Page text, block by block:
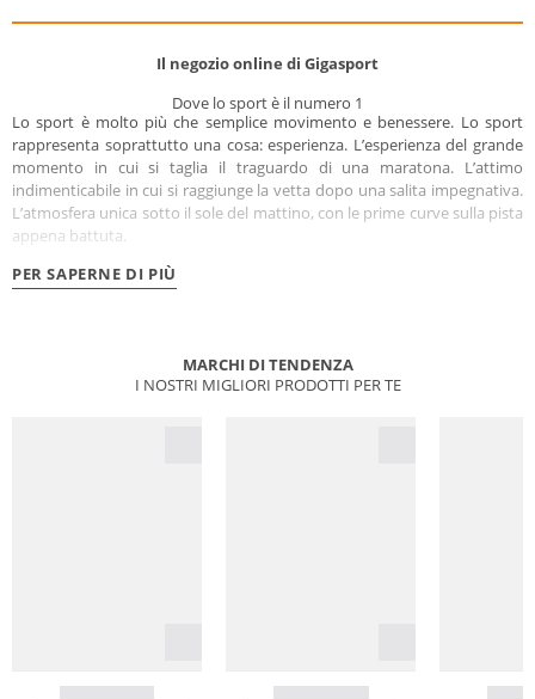
Il negozio online di Gigasport
Dove lo sport è il numero 1
Lo sport è molto più che semplice movimento e benessere. Lo sport
rappresenta soprattutto una cosa: esperienza. L’esperienza del grande
momento in cui si taglia il traguardo di una maratona. L’attimo
indimenticabile in cui si raggiunge la vetta dopo una salita impegnativa.
L’atmosfera unica sotto il sole del mattino, con le prime curve sulla pista
appena battuta.
PER SAPERNE DI PIÙ
MARCHI DI TENDENZA
I NOSTRI MIGLIORI PRODOTTI PER TE